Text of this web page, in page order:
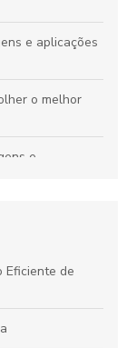
e aplicações
o melhor
e
em casa
aquecedor a
Eficiente de